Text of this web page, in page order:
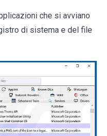
che si avviano
di sistema e del file